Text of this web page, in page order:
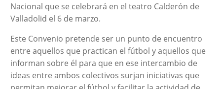
Nacional que se celebrará en el teatro Calderón de
Valladolid el 6 de marzo.
Este Convenio pretende ser un punto de encuentro
entre aquellos que practican el fútbol y aquellos que
informan sobre él para que en ese intercambio de
ideas entre ambos colectivos surjan iniciativas que